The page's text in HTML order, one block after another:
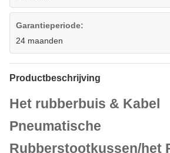
Garantieperiode:
24 maanden
Productbeschrijving
Het rubberbuis & Kabel
Pneumatische
Rubberstootkussen/het